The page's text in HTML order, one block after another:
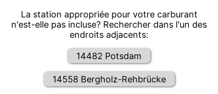
La station appropriée pour votre carburant
n'est-elle pas incluse? Rechercher dans l'un des
endroits adjacents:
14482 Potsdam
14558 Bergholz-Rehbrücke